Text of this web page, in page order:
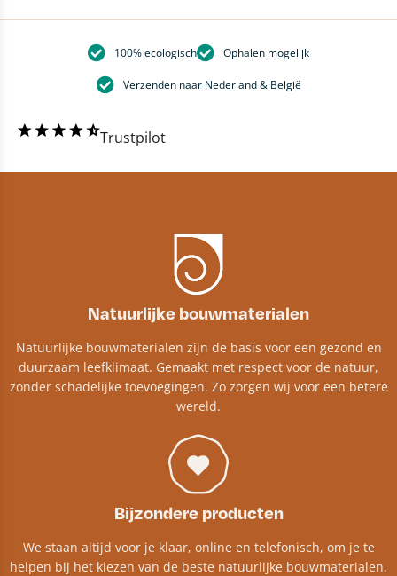
100% ecologisch Ophalen mogelijk
Verzenden naar Nederland & België
Trustpilot
Natuurlijke bouwmaterialen
Natuurlijke bouwmaterialen zijn de basis voor een gezond en
duurzaam leefklimaat. Gemaakt met respect voor de natuur,
zonder schadelijke toevoegingen. Zo zorgen wij voor een betere
wereld.
Bijzondere producten
We staan altijd voor je klaar, online en telefonisch, om je te
helpen bij het kiezen van de beste natuurlijke bouwmaterialen.